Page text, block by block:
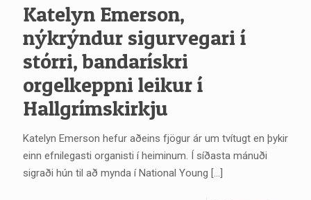
Katelyn Emerson,
nýkrýndur sigurvegari í
stórri, bandarískri
orgelkeppni leikur í
Hallgrímskirkju
Katelyn Emerson hefur aðeins fjögur ár um tvítugt en þykir
einn efnilegasti organisti í heiminum. Í síðasta mánuði
sigraði hún til að mynda í National Young […]